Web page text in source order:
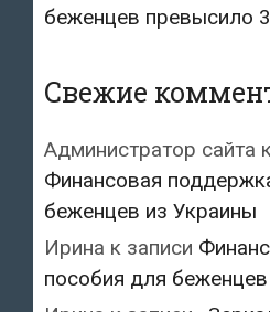
беженцев превысило
Свежие
Администратор сайта
Финансовая
беженцев из Украины
Ирина к записи
пособия для